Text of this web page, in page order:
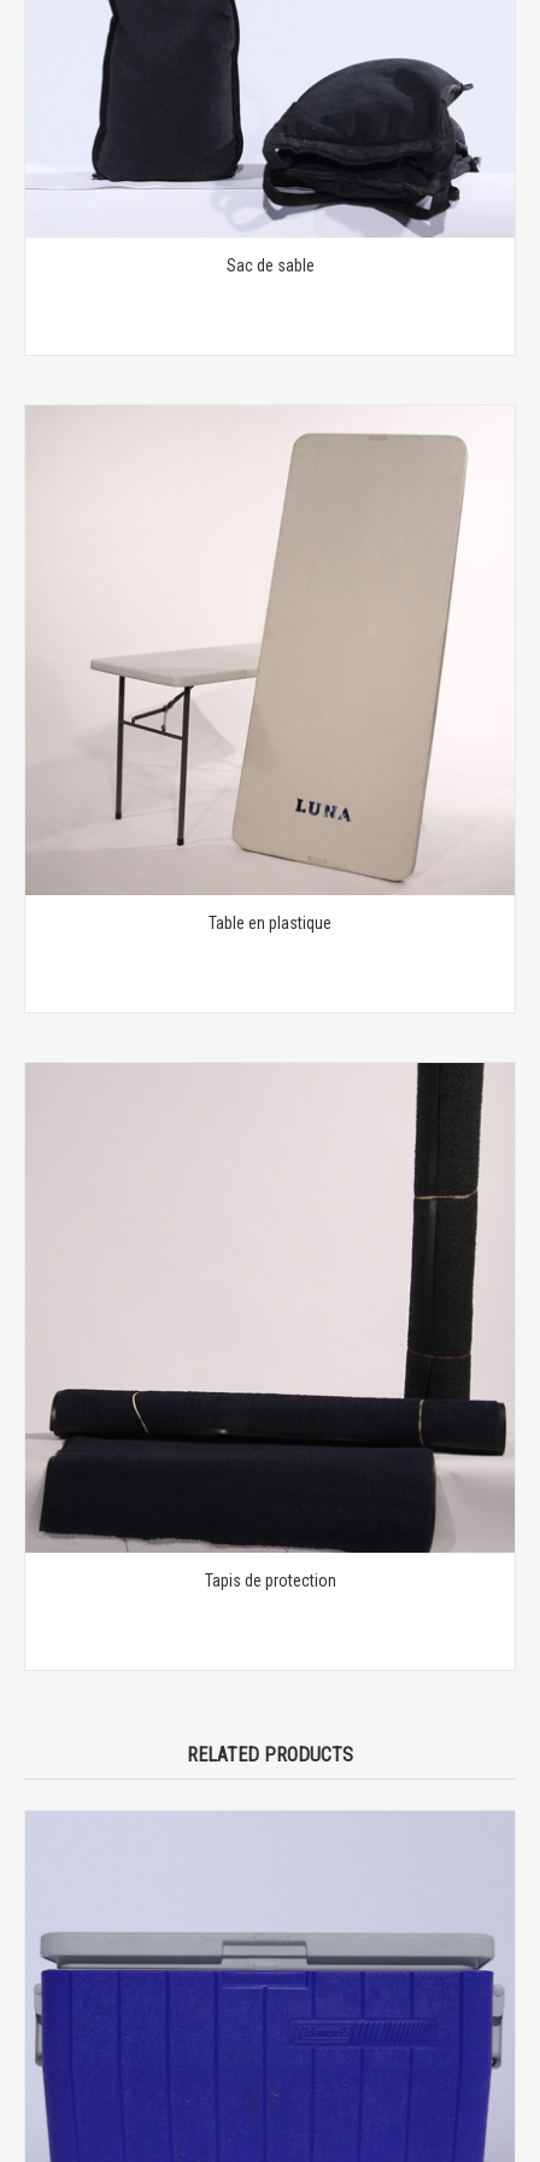
Sac de sable
Table en plastique
Tapis de protection
RELATED PRODUCTS